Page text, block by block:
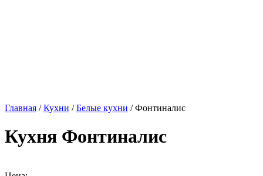
Главная /Кухни /Белые кухни / Фонтиналис
Кухня Фонтиналис